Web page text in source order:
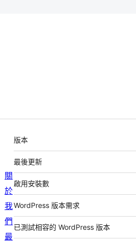
中
繼
資
料
版本
最後更新
啟用安裝數
WordPress 版本需求
已測試相容的 WordPress 版本
關
於
我
們
最